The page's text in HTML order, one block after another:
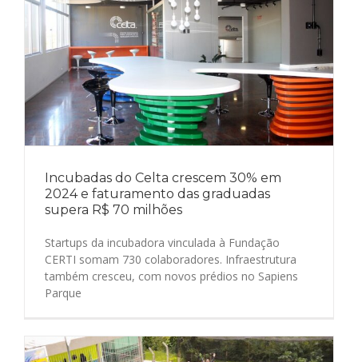
Incubadas do Celta crescem 30% em
2024 e faturamento das graduadas
supera R$ 70 milhões
Startups da incubadora vinculada à Fundação
CERTI somam 730 colaboradores. Infraestrutura
também cresceu, com novos prédios no Sapiens
Parque